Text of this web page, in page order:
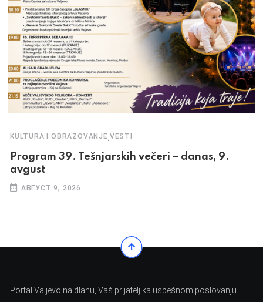
KULTURA I OBRAZOVANJE ,VESTI
Program 39. Tešnjarskih večeri – danas, 9.
avgust
АВГУСТ 9, 2026
"Portal Valjevo na dlanu, Vaš prijatelj ka uspešnom poslovanju